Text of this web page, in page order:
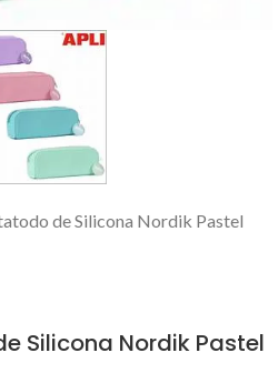
de Silicona Nordik Pastel
Silicona Nordik Pastel